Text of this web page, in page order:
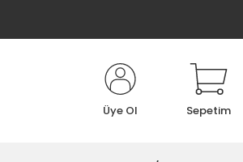
Üye Ol Sepetim